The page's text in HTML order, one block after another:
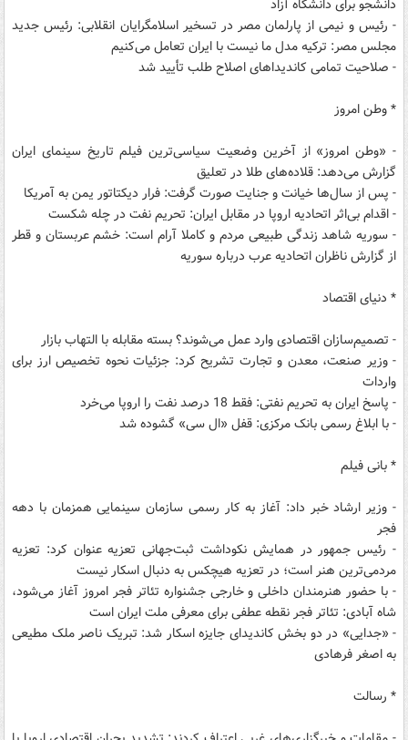
دانشجو برای دانشگاه آزاد
- رئیس و نیمی از پارلمان مصر در تسخیر اسلامگرایان انقلابی: رئیس جدید
مجلس مصر: ترکیه مدل ما نیست با ایران تعامل می‌کنیم
- صلاحیت تمامی کاندیداهای اصلاح طلب تأیید شد
* وطن امروز
- «وطن امروز» از آخرین وضعیت سیاسی‌ترین فیلم تاریخ سینمای ایران
گزارش می‌دهد: قلاده‌های طلا در تعلیق
- پس از سال‌ها خیانت و جنایت صورت گرفت: فرار دیکتاتور یمن به آ‌مریکا
- اقدام بی‌اثر اتحادیه اروپا در مقابل ایران: تحریم نفت در چله شکست
- سوریه شاهد زندگی طبیعی مردم و کاملا آرام است: خشم عربستان و قطر
از گزارش ناظران اتحادیه عرب درباره سوریه
* دنیای اقتصاد
- تصمیم‌سازان اقتصادی وارد عمل می‌شوند؟ بسته مقابله با التهاب بازار
- وزیر صنعت، معدن و تجارت تشریح کرد: جزئیات نحوه تخصیص ارز برای
واردات
- پاسخ ایران به تحریم نفتی: فقط 18 درصد نفت را اروپا می‌خرد
- با ابلاغ رسمی بانک مرکزی: قفل «ال سی» گشوده شد
* بانی فیلم
- وزیر ارشاد خبر داد: آغاز به کار رسمی سازمان سینمایی همزمان با دهه
فجر
- رئیس جمهور در همایش نکوداشت ثبت‌جهانی تعزیه عنوان کرد: تعزیه
مردمی‌ترین هنر است؛ در تعزیه هیچکس به دنبال اسکار نیست
- با حضور هنرمندان داخلی و خارجی جشنواره تئاتر فجر امروز آغاز می‌شود،
شاه آبادی: تئاتر فجر نقطه عطفی برای معرفی ملت ایران است
- «جدایی» در دو بخش کاندیدای جایزه اسکار شد: تبریک ناصر ملک مطیعی
به اصغر فرهادی
* رسالت